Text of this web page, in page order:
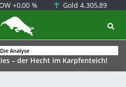
+0,00 % Gold 4.305,89
BörsenNEWS.de
Die Analyse
– der Hecht im Karpfenteich!